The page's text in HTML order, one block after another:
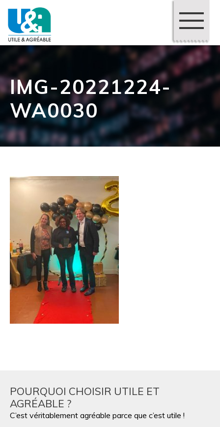
IMG-20221224-
WA0030
POURQUOI CHOISIR UTILE ET
AGRÉABLE ?
C’est véritablement agréable parce que c’est utile !